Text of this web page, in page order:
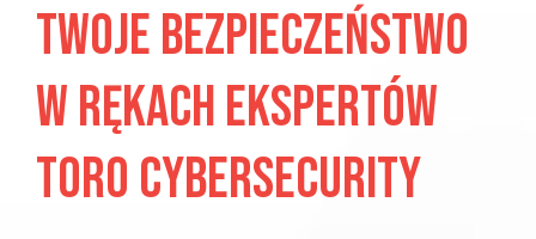
Twoje Bezpieczeństwo
w rękach Ekspertów
Toro Cybersecurity